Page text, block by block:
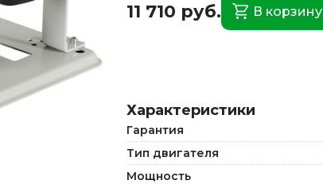
11 710 руб. В корзину
Характеристики
Гарантия
Тип двигателя
Мощность